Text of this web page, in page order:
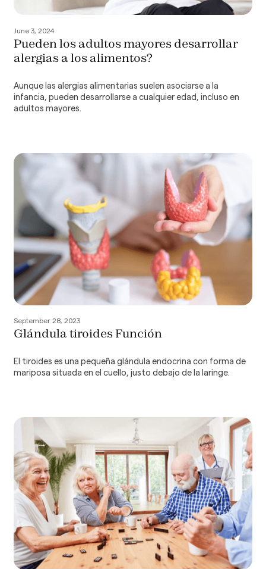
June 3, 2024
Pueden los adultos mayores desarrollar
alergias a los alimentos?
Aunque las alergias alimentarias suelen asociarse a la
infancia, pueden desarrollarse a cualquier edad, incluso en
adultos mayores.
September 28, 2023
Glándula tiroides Función
El tiroides es una pequeña glándula endocrina con forma de
mariposa situada en el cuello, justo debajo de la laringe.